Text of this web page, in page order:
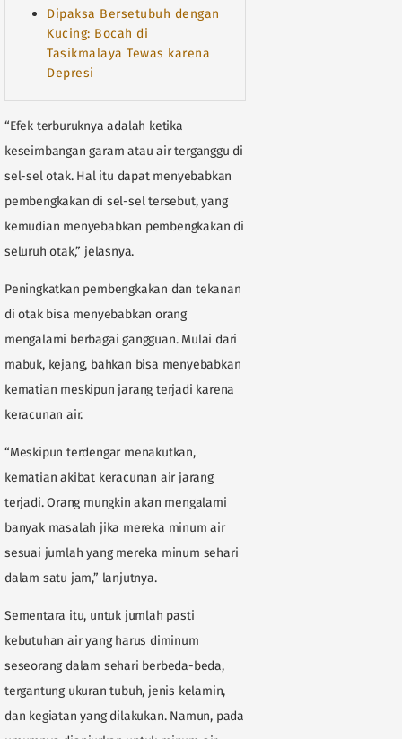
Dipaksa Bersetubuh dengan
Kucing: Bocah di
Tasikmalaya Tewas karena
Depresi
“Efek terburuknya adalah ketika
keseimbangan garam atau air terganggu di
sel-sel otak. Hal itu dapat menyebabkan
pembengkakan di sel-sel tersebut, yang
kemudian menyebabkan pembengkakan di
seluruh otak,” jelasnya.
Peningkatkan pembengkakan dan tekanan
di otak bisa menyebabkan orang
mengalami berbagai gangguan. Mulai dari
mabuk, kejang, bahkan bisa menyebabkan
kematian meskipun jarang terjadi karena
keracunan air.
“Meskipun terdengar menakutkan,
kematian akibat keracunan air jarang
terjadi. Orang mungkin akan mengalami
banyak masalah jika mereka minum air
sesuai jumlah yang mereka minum sehari
dalam satu jam,” lanjutnya.
Sementara itu, untuk jumlah pasti
kebutuhan air yang harus diminum
seseorang dalam sehari berbeda-beda,
tergantung ukuran tubuh, jenis kelamin,
dan kegiatan yang dilakukan. Namun, pada